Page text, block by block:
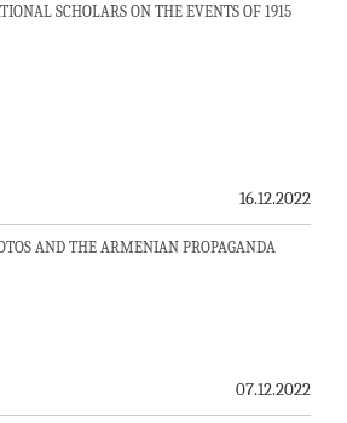
SCHOLARS ON THE EVENTS OF 1915
16.12.2022
AND THE ARMENIAN PROPAGANDA
07.12.2022